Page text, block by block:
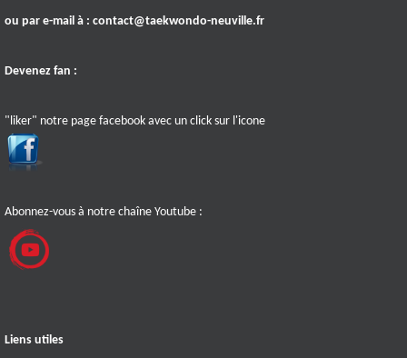
ou par e-mail à : contact@taekwondo-neuville.fr
Devenez fan :
"liker" notre page facebook avec un click sur l'icone
Abonnez-vous à notre chaîne Youtube :
Liens utiles